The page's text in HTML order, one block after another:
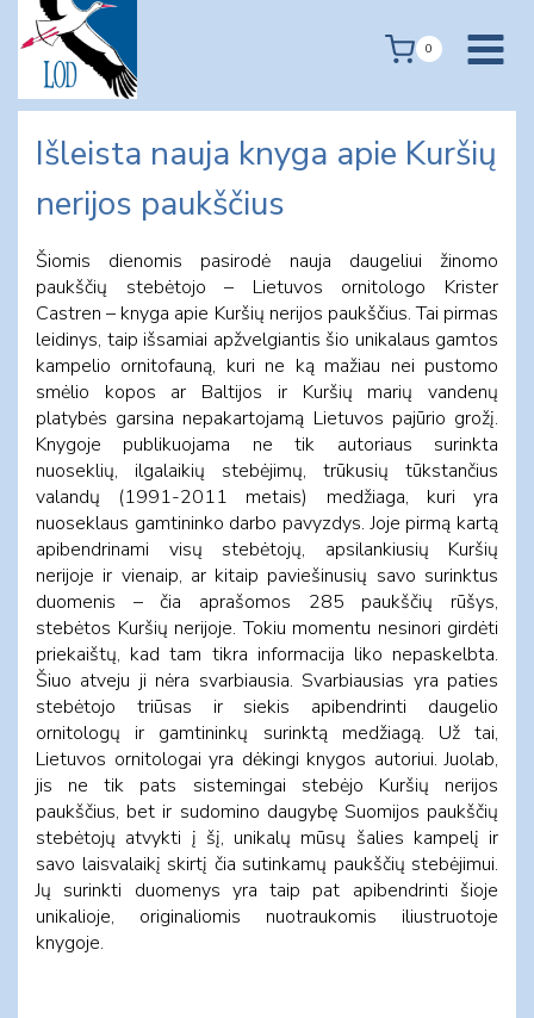
content
0
Išleista nauja knyga apie Kuršių
nerijos paukščius
Šiomis dienomis pasirodė nauja daugeliui žinomo
paukščių stebėtojo – Lietuvos ornitologo Krister
Castren – knyga apie Kuršių nerijos paukščius. Tai pirmas
leidinys, taip išsamiai apžvelgiantis šio unikalaus gamtos
kampelio ornitofauną, kuri ne ką mažiau nei pustomo
smėlio kopos ar Baltijos ir Kuršių marių vandenų
platybės garsina nepakartojamą Lietuvos pajūrio grožį.
Knygoje publikuojama ne tik autoriaus surinkta
nuoseklių, ilgalaikių stebėjimų, trūkusių tūkstančius
valandų (1991-2011 metais) medžiaga, kuri yra
nuoseklaus gamtininko darbo pavyzdys. Joje pirmą kartą
apibendrinami visų stebėtojų, apsilankiusių Kuršių
nerijoje ir vienaip, ar kitaip paviešinusių savo surinktus
duomenis – čia aprašomos 285 paukščių rūšys,
stebėtos Kuršių nerijoje. Tokiu momentu nesinori girdėti
priekaištų, kad tam tikra informacija liko nepaskelbta.
Šiuo atveju ji nėra svarbiausia. Svarbiausias yra paties
stebėtojo triūsas ir siekis apibendrinti daugelio
ornitologų ir gamtininkų surinktą medžiagą. Už tai,
Lietuvos ornitologai yra dėkingi knygos autoriui. Juolab,
jis ne tik pats sistemingai stebėjo Kuršių nerijos
paukščius, bet ir sudomino daugybę Suomijos paukščių
stebėtojų atvykti į šį, unikalų mūsų šalies kampelį ir
savo laisvalaikį skirtį čia sutinkamų paukščių stebėjimui.
Jų surinkti duomenys yra taip pat apibendrinti šioje
unikalioje, originaliomis nuotraukomis iliustruotoje
knygoje.